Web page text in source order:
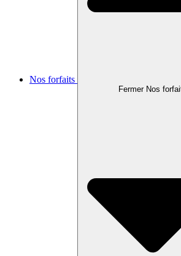
Nos forfaits
Fermer Nos